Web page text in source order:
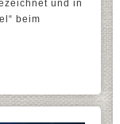
und in
beim